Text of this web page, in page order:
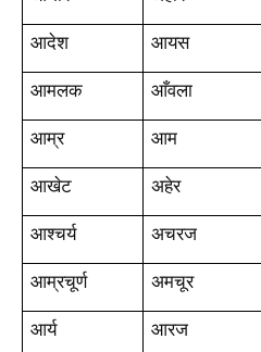
आदेश आयस
आमलक आँवला
आम्र आम
आखेट अहेर
आश्चर्य अचरज
आम्रचूर्ण अमचूर
आर्य आरज